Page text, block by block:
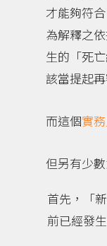
才能夠符
為解釋之
生的「死
該當提起
而這個實
但另有少
首先，「
前已經發生